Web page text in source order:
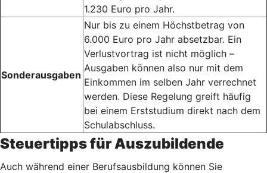
1.230 Euro pro Jahr.
Sonderausgaben
Nur bis zu einem Höchstbetrag von
6.000 Euro pro Jahr absetzbar. Ein
Verlustvortrag ist nicht möglich –
Ausgaben können also nur mit dem
Einkommen im selben Jahr verrechnet
werden. Diese Regelung greift häufig
bei einem Erststudium direkt nach dem
Schulabschluss.
Steuertipps für Auszubildende
Auch während einer Berufsausbildung können Sie